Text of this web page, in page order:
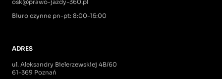
osk@prawo-jazdy-360.pl
Biuro czynne pn-pt: 8:00-15:00
ADRES
ul. Aleksandry Bielerzewskiej 4B/60
61-369 Poznań